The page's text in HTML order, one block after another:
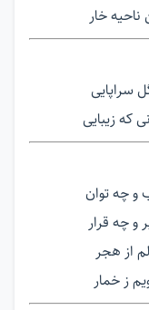
خار
سراپایی
که زیبایی
و چه توان
و چه قرار
از هجر
ز خمار